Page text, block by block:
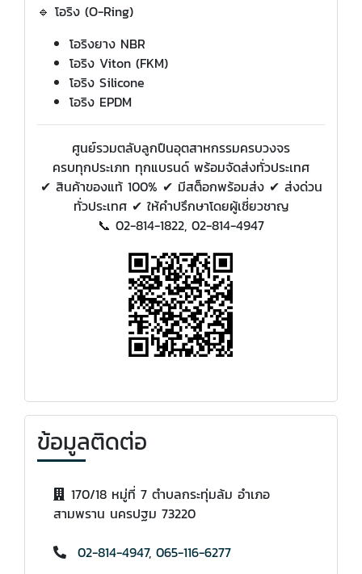
🔹 โอริง (O-Ring)
โอริงยาง NBR
โอริง Viton (FKM)
โอริง Silicone
โอริง EPDM
ศูนย์รวมตลับลูกปืนอุตสาหกรรมครบวงจร
ครบทุกประเภท ทุกแบรนด์ พร้อมจัดส่งทั่วประเทศ
✔ สินค้าของแท้ 100% ✔ มีสต็อกพร้อมส่ง ✔ ส่งด่วน
ทั่วประเทศ ✔ ให้คำปรึกษาโดยผู้เชี่ยวชาญ
📞 02-814-1822, 02-814-4947
ข้อมูลติดต่อ
170/18 หมู่ที่ 7 ตำบลกระทุ่มล้ม อำเภอ
สามพราน นครปฐม 73220
02-814-4947, 065-116-6277